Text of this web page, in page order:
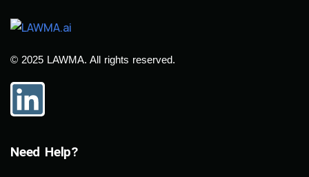
© 2025 LAWMA. All rights reserved.
Need Help?